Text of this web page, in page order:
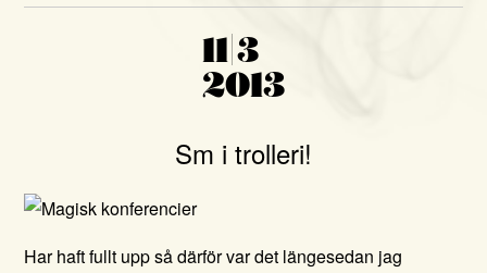
11|3
2013
Sm i trolleri!
Har haft fullt upp så därför var det längesedan jag